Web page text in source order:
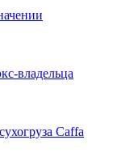
владельца
Caffa